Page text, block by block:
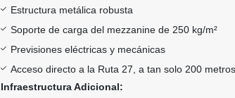
Estructura metálica robusta
Soporte de carga del mezzanine de 250 kg/m²
Previsiones eléctricas y mecánicas
Acceso directo a la Ruta 27, a tan solo 200 metros
Infraestructura Adicional: